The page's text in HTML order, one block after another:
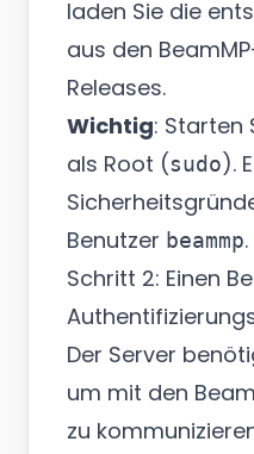
laden Sie die
aus den
Releases.
Wichtig: Starten
als Root (sudo).
Benutzer beammp.
Schritt 2: Einen
Der Server
um mit den
zu